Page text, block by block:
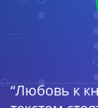
“Любовь к